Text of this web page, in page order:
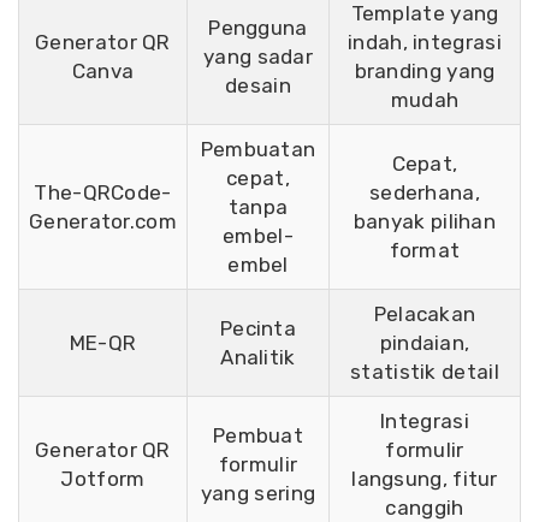
Generator QR
Canva
Pengguna
yang sadar
desain
Template yang
indah, integrasi
branding yang
mudah
The-QRCode-
Generator.com
Pembuatan
cepat,
tanpa
embel-
embel
Cepat,
sederhana,
banyak pilihan
format
ME-QR
Pecinta
Analitik
Pelacakan
pindaian,
statistik detail
Generator QR
Jotform
Pembuat
formulir
yang sering
Integrasi
formulir
langsung, fitur
canggih